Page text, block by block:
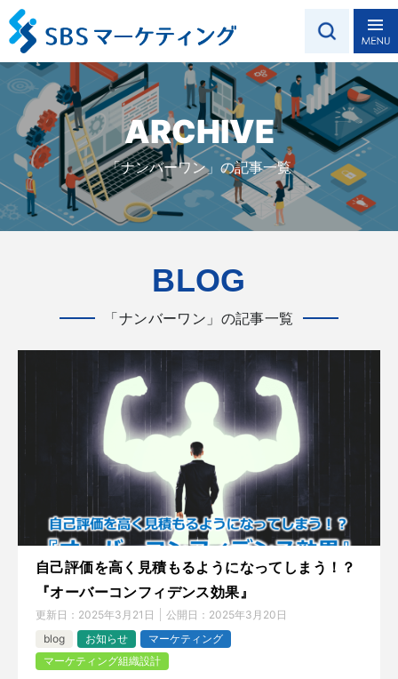
ARCHIVE
「ナンバーワン」の記事一覧
BLOG
「ナンバーワン」の記事一覧
自己評価を高く見積もるようになってしまう！？
『オーバーコンフィデンス効果』
更新日： 2025年3月21日 公開日： 2025年3月20日
blog
お知らせ
マーケティング
マーケティング組織設計